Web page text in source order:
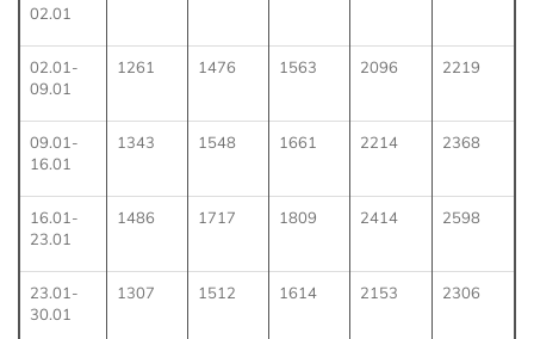
02.01
02.01-
09.01
1261 1476 1563 2096 2219
09.01-
16.01
1343 1548 1661 2214 2368
16.01-
23.01
1486 1717 1809 2414 2598
23.01-
30.01
1307 1512 1614 2153 2306